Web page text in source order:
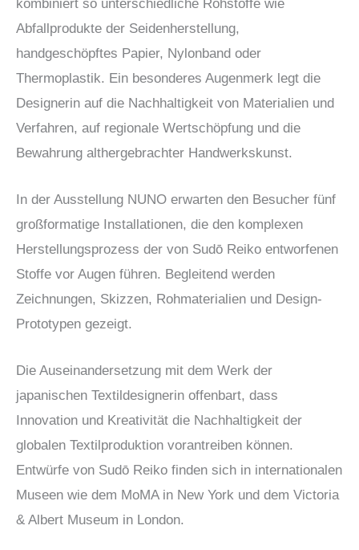
kombiniert so unterschiedliche Rohstoffe wie
Abfallprodukte der Seidenherstellung,
handgeschöpftes Papier, Nylonband oder
Thermoplastik. Ein besonderes Augenmerk legt die
Designerin auf die Nachhaltigkeit von Materialien und
Verfahren, auf regionale Wertschöpfung und die
Bewahrung althergebrachter Handwerkskunst.
In der Ausstellung NUNO erwarten den Besucher fünf
großformatige Installationen, die den komplexen
Herstellungsprozess der von Sudō Reiko entworfenen
Stoffe vor Augen führen. Begleitend werden
Zeichnungen, Skizzen, Rohmaterialien und Design-
Prototypen gezeigt.
Die Auseinandersetzung mit dem Werk der
japanischen Textildesignerin offenbart, dass
Innovation und Kreativität die Nachhaltigkeit der
globalen Textilproduktion vorantreiben können.
Entwürfe von Sudō Reiko finden sich in internationalen
Museen wie dem MoMA in New York und dem Victoria
& Albert Museum in London.